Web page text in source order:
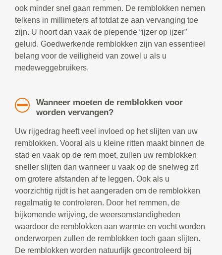
ook minder snel gaan remmen. De remblokken nemen
telkens in millimeters af totdat ze aan vervanging toe
zijn. U hoort dan vaak de piepende “ijzer op ijzer”
geluid. Goedwerkende remblokken zijn van essentieel
belang voor de veiligheid van zowel u als u
medeweggebruikers.
Wanneer moeten de remblokken voor
worden vervangen?
Uw rijgedrag heeft veel invloed op het slijten van uw
remblokken. Vooral als u kleine ritten maakt binnen de
stad en vaak op de rem moet, zullen uw remblokken
sneller slijten dan wanneer u vaak op de snelweg zit
om grotere afstanden af te leggen. Ook als u
voorzichtig rijdt is het aangeraden om de remblokken
regelmatig te controleren. Door het remmen, de
bijkomende wrijving, de weersomstandigheden
waardoor de remblokken aan warmte en vocht worden
onderworpen zullen de remblokken toch gaan slijten.
De remblokken worden natuurlijk gecontroleerd bij